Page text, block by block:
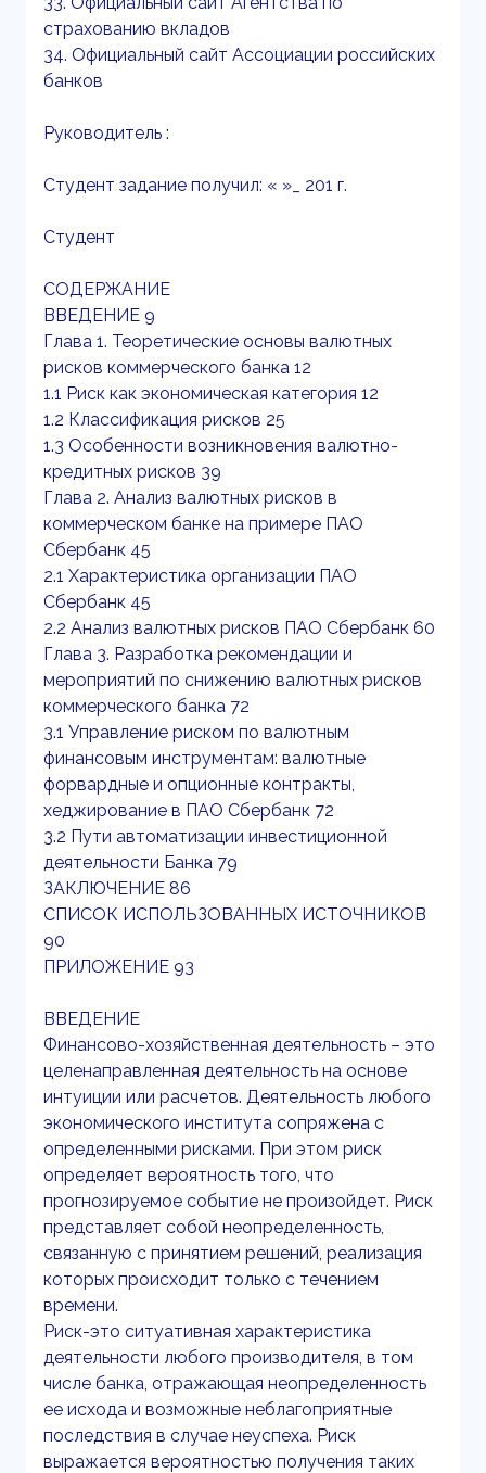
страхованию вкладов
34. Официальный сайт Ассоциации российских
банков
Руководитель :
Студент задание получил: « »_ 201 г.
Студент
СОДЕРЖАНИЕ
ВВЕДЕНИЕ 9
Глава 1. Теоретические основы валютных
рисков коммерческого банка 12
1.1 Риск как экономическая категория 12
1.2 Классификация рисков 25
1.3 Особенности возникновения валютно-
кредитных рисков 39
Глава 2. Анализ валютных рисков в
коммерческом банке на примере ПАО
Сбербанк 45
2.1 Характеристика организации ПАО
Сбербанк 45
2.2 Анализ валютных рисков ПАО Сбербанк 60
Глава 3. Разработка рекомендации и
мероприятий по снижению валютных рисков
коммерческого банка 72
3.1 Управление риском по валютным
финансовым инструментам: валютные
форвардные и опционные контракты,
хеджирование в ПАО Сбербанк 72
3.2 Пути автоматизации инвестиционной
деятельности Банка 79
ЗАКЛЮЧЕНИЕ 86
СПИСОК ИСПОЛЬЗОВАННЫХ ИСТОЧНИКОВ
90
ПРИЛОЖЕНИЕ 93
ВВЕДЕНИЕ
Финансово-хозяйственная деятельность – это
целенаправленная деятельность на основе
интуиции или расчетов. Деятельность любого
экономического института сопряжена с
определенными рисками. При этом риск
определяет вероятность того, что
прогнозируемое событие не произойдет. Риск
представляет собой неопределенность,
связанную с принятием решений, реализация
которых происходит только с течением
времени.
Риск-это ситуативная характеристика
деятельности любого производителя, в том
числе банка, отражающая неопределенность
ее исхода и возможные неблагоприятные
последствия в случае неуспеха. Риск
выражается вероятностью получения таких